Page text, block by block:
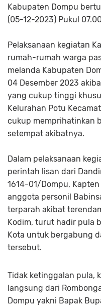
Kabupaten Dompu
(05-12-2023) Pukul
Pelaksanaan kegiatan
rumah-rumah warga
melanda Kabupaten
04 Desember 2023
yang cukup tinggi
Kelurahan Potu
cukup memprihatinkan
setempat akibatnya.
Dalam pelaksanaan
perintah lisan dari
1614-01/Dompu,
anggota personil
terparah akibat
Kodim, turut hadir pula
Kota untuk bergabung
tersebut.
Tidak ketinggalan pula,
langsung dari
Dompu yakni Bapak